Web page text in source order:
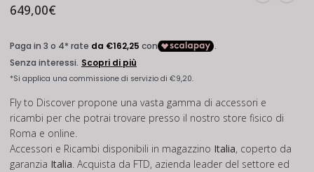
649,00€
Fly to Discover propone una vasta gamma di accessori e
ricambi per che potrai trovare presso il nostro store fisico di
Roma e online.
Accessori e Ricambi disponibili in magazzino Italia, coperto da
garanzia Italia. Acquista da FTD, azienda leader del settore ed